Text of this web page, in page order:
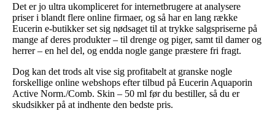
Det er jo ultra ukompliceret for internetbrugere at analysere
priser i blandt flere online firmaer, og så har en lang række
Eucerin e-butikker set sig nødsaget til at trykke salgspriserne på
mange af deres produkter – til drenge og piger, samt til damer og
herrer – en hel del, og endda nogle gange præstere fri fragt.
Dog kan det trods alt vise sig profitabelt at granske nogle
forskellige online webshops efter tilbud på Eucerin Aquaporin
Active Norm./Comb. Skin – 50 ml før du bestiller, så du er
skudsikker på at indhente den bedste pris.